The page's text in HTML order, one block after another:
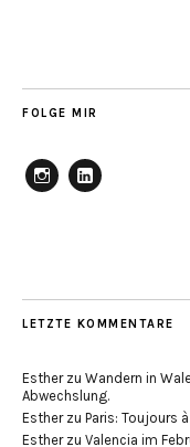
FOLGE MIR
LETZTE KOMMENTARE
Estherzu Wandern in
Abwechslung.
Estherzu Paris: Toujours
Estherzu Valencia im